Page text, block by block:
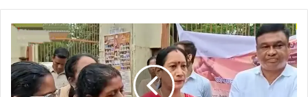
शासकीयकरण
सहित
8
सूत्रीय
मांग